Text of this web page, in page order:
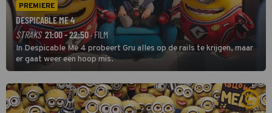
PREMIERE
DESPICABLE ME 4
STRAKS 21:00 - 22:50· FILM
In Despicable Me 4 probeert Gru alles op de rails te krijgen, maar
er gaat weer een hoop mis.